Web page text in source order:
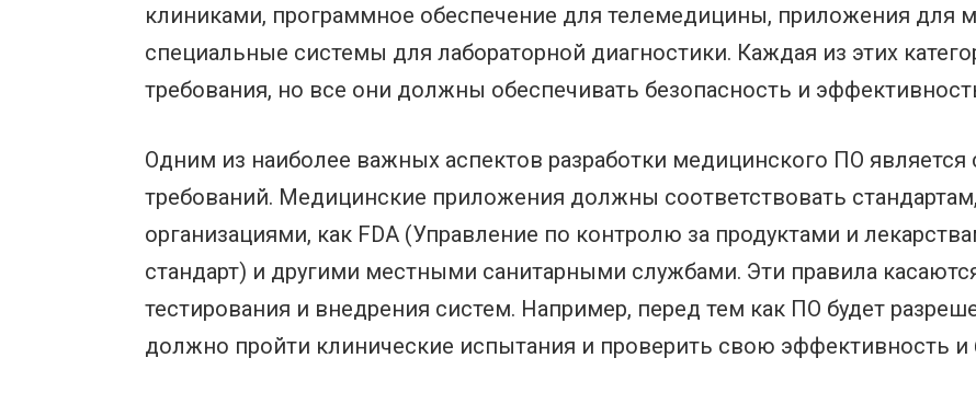
клиниками, программное обеспечение для телемедицины, приложения для
специальные системы для лабораторной диагностики. Каждая из этих
требования, но все они должны обеспечивать безопасность и
Одним из наиболее важных аспектов разработки медицинского ПО
требований. Медицинские приложения должны соответствовать
организациями, как FDA (Управление по контролю за продуктами и
стандарт) и другими местными санитарными службами. Эти правила
тестирования и внедрения систем. Например, перед тем как ПО будет
должно пройти клинические испытания и проверить свою эффективность и